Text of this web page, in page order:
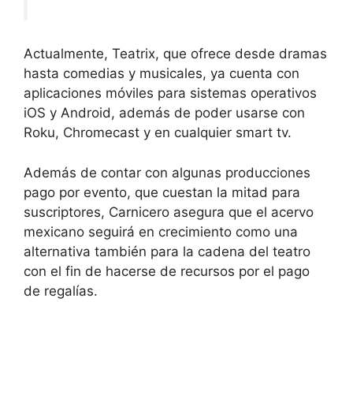
Actualmente, Teatrix, que ofrece desde dramas
hasta comedias y musicales, ya cuenta con
aplicaciones móviles para sistemas operativos
iOS y Android, además de poder usarse con
Roku, Chromecast y en cualquier smart tv.
Además de contar con algunas producciones
pago por evento, que cuestan la mitad para
suscriptores, Carnicero asegura que el acervo
mexicano seguirá en crecimiento como una
alternativa también para la cadena del teatro
con el fin de hacerse de recursos por el pago
de regalías.